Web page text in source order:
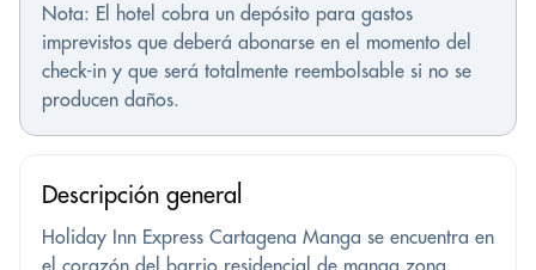
Nota: El hotel cobra un depósito para gastos
imprevistos que deberá abonarse en el momento del
check-in y que será totalmente reembolsable si no se
producen daños.
Descripción general
Holiday Inn Express Cartagena Manga se encuentra en